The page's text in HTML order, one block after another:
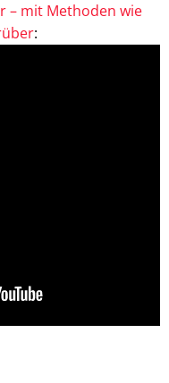
– mit Methoden wie
: